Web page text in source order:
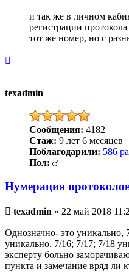
и так же в личном
регистрации
тот же номер, но с
texadmin
Сообщения: 4182
Стаж: 9 лет 6 месяцев
Поблагодарили: 586
Пол:
Нумерация
Непрочитанное
texadmin » 22 май 2018
Однозначно- это уникально,
уникально. 7/16; 7/17; 7/18
эксперту больно
пункта и замечание вряд ли